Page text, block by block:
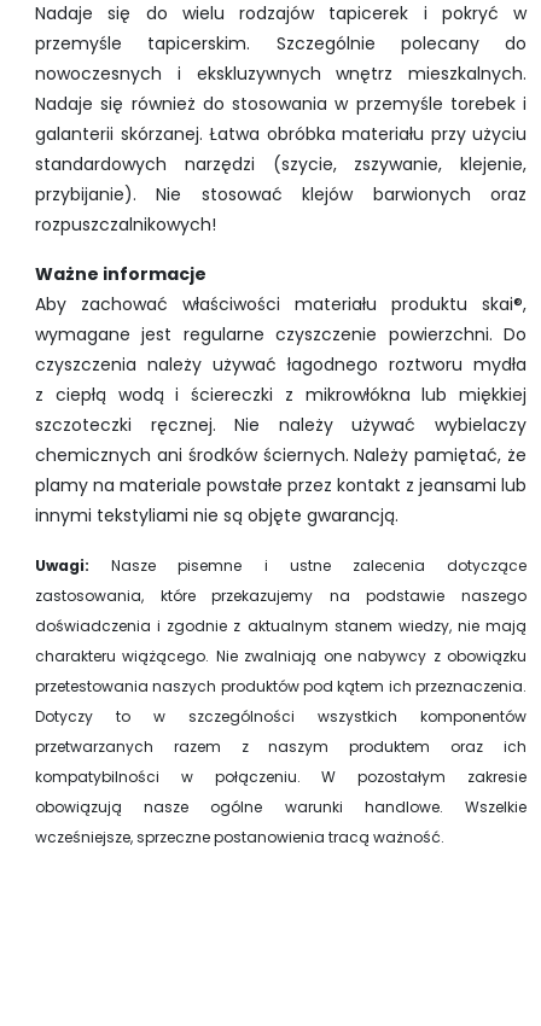
Nadaje się do wielu rodzajów tapicerek i pokryć w
przemyśle tapicerskim. Szczególnie polecany do
nowoczesnych i ekskluzywnych wnętrz mieszkalnych.
Nadaje się również do stosowania w przemyśle torebek i
galanterii skórzanej. Łatwa obróbka materiału przy użyciu
standardowych narzędzi (szycie, zszywanie, klejenie,
przybijanie). Nie stosować klejów barwionych oraz
rozpuszczalnikowych!
Ważne informacje
Aby zachować właściwości materiału produktu skai®,
wymagane jest regularne czyszczenie powierzchni. Do
czyszczenia należy używać łagodnego roztworu mydła
z ciepłą wodą i ściereczki z mikrowłókna lub miękkiej
szczoteczki ręcznej. Nie należy używać wybielaczy
chemicznych ani środków ściernych. Należy pamiętać, że
plamy na materiale powstałe przez kontakt z jeansami lub
innymi tekstyliami nie są objęte gwarancją.
Uwagi:Nasze pisemne i ustne zalecenia dotyczące
zastosowania, które przekazujemy na podstawie naszego
doświadczenia i zgodnie z aktualnym stanem wiedzy, nie mają
charakteru wiążącego. Nie zwalniają one nabywcy z obowiązku
przetestowania naszych produktów pod kątem ich przeznaczenia.
Dotyczy to w szczególności wszystkich komponentów
przetwarzanych razem z naszym produktem oraz ich
kompatybilności w połączeniu. W pozostałym zakresie
obowiązują nasze ogólne warunki handlowe. Wszelkie
wcześniejsze, sprzeczne postanowienia tracą ważność.